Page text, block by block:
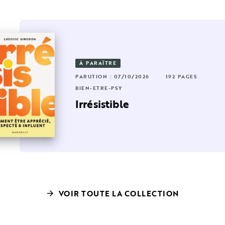
PAGES
: 10/09/2025
320 PAGES
ÊTRE-PSY
ce que c'est normal ?
À PARAÎTRE
PARUTION : 07/10/2026
192 PAGES
BIEN-ÊTRE-PSY
Irrésistible
arrow_forward VOIR TOUTE LA COLLECTION